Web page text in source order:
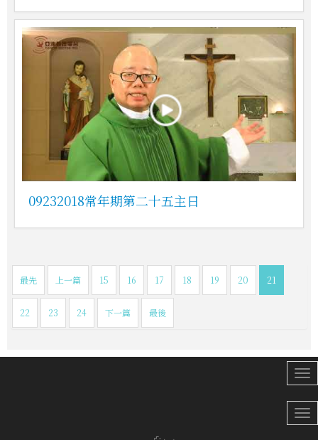
09232018常年期第二十五主日
最先 上一篇 15 16 17 18 19 20 21
22 23 24 下一篇 最後